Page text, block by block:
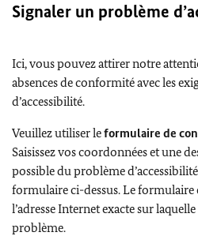
Signaler un problème
Ici, vous pouvez attirer notre
absences de conformité avec les
d’accessibilité.
Veuillez utiliser leformulaire de
Saisissez vos coordonnées et une
possible du problème
formulaire ci-dessus. Le
l’adresse Internet exacte sur
problème.